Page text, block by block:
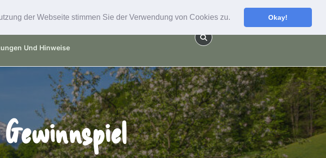
der Webseite stimmen Sie der Verwendung von Cookies zu. Okay!
Und Hinweise
Gewinnspiel